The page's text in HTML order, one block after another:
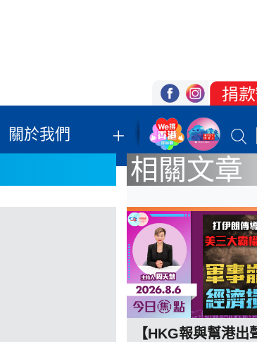
關於我們 我們的立場 登記
相關文章
【HKG報與幫港出